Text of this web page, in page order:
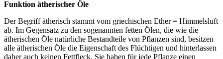
Funktion ätherischer Öle
Der Begriff ätherisch stammt vom griechischen Ether = Himmelsluft
ab. Im Gegensatz zu den sogenannten fetten Ölen, die wie die
ätherischen Öle natürliche Bestandteile von Pflanzen sind, besitzen
alle ätherischen Öle die Eigenschaft des Flüchtigen und hinterlassen
daher auch keinen Fettfleck. Sie haben für jede Pflanze einen